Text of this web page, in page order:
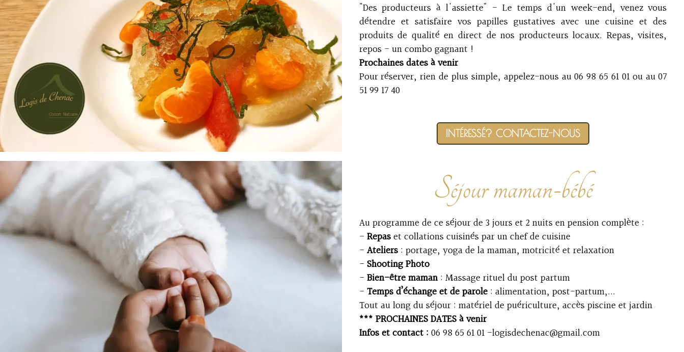
"Des producteurs à l'assiette" - Le temps d'un week-end, venez vous
détendre et satisfaire vos papilles gustatives avec une cuisine et des
produits de qualité en direct de nos producteurs locaux. Repas, visites,
repos - un combo gagnant !
Prochaines dates à venir
Pour réserver, rien de plus simple, appelez-nous au 06 98 65 61 01 ou au 07
51 99 17 40
INTÉRESSÉ? CONTACTEZ-NOUS
Séjour maman-bébé
Au programme de ce séjour de 3 jours et 2 nuits en pension complète :
- Repaset collations cuisinés par un chef de cuisine
- Ateliers: portage, yoga de la maman, motricité et relaxation
- Shooting Photo
- Bien-être maman: Massage rituel du post partum
- Temps d’échange et de parole: alimentation, post-partum,...
Tout au long du séjour : matériel de puériculture, accès piscine et jardin
*** PROCHAINES DATES à venir
Infos et contact : 06 98 65 61 01 -logisdechenac@gmail.com